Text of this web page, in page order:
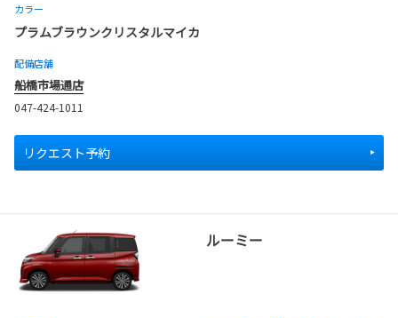
カラー
プラムブラウンクリスタルマイカ
配備店舗
船橋市場通店
047-424-1011
リクエスト予約
ルーミー